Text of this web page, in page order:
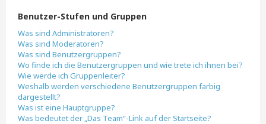
Benutzer-Stufen und Gruppen
Was sind Administratoren?
Was sind Moderatoren?
Was sind Benutzergruppen?
Wo finde ich die Benutzergruppen und wie trete ich ihnen bei?
Wie werde ich Gruppenleiter?
Weshalb werden verschiedene Benutzergruppen farbig
dargestellt?
Was ist eine Hauptgruppe?
Was bedeutet der „Das Team“-Link auf der Startseite?